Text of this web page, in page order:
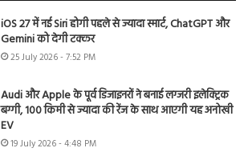
iOS 27 में नई Siri होगी पहले से ज्यादा स्मार्ट, ChatGPT और
Gemini को देगी टक्कर
25 July 2026 - 7:52 PM
Audi और Apple के पूर्व डिजाइनरों ने बनाई लग्जरी इलेक्ट्रिक
बग्गी, 100 किमी से ज्यादा की रेंज के साथ आएगी यह अनोखी
EV
19 July 2026 - 4:48 PM